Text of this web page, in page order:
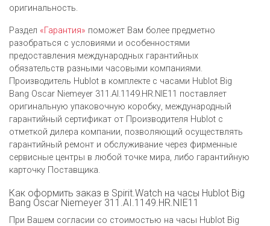
оригинальность.
Раздел «Гарантия» поможет Вам более предметно
разобраться с условиями и особенностями
предоставления международных гарантийных
обязательств разными часовыми компаниями.
Производитель Hublot в комплекте с часами Hublot Big
Bang Oscar Niemeyer 311.AI.1149.HR.NIE11 поставляет
оригинальную упаковочную коробку, международный
гарантийный сертификат от Производителя Hublot c
отметкой дилера компании, позволяющий осуществлять
гарантийный ремонт и обслуживание через фирменные
сервисные центры в любой точке мира, либо гарантийную
карточку Поставщика.
Как оформить заказ в Spirit.Watch на часы Hublot Big
Bang Oscar Niemeyer 311.AI.1149.HR.NIE11
При Вашем согласии со стоимостью на часы Hublot Big